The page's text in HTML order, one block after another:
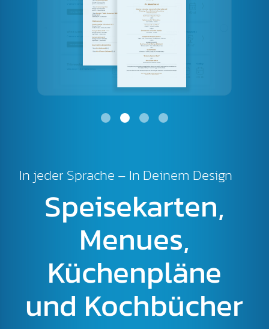
In jeder Sprache – In Deinem Design
Speisekarten,
Menues,
Küchenpläne
und Kochbücher